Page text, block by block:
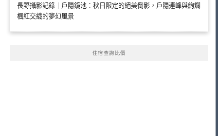
長野攝影記錄｜戶隱鏡池：秋日限定的絕美倒影，戶隱連峰與絢爛
楓紅交織的夢幻風景
住宿查詢比價